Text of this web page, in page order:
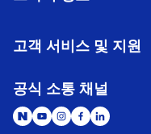
고객 서비스 및 지원
공식 소통 채널